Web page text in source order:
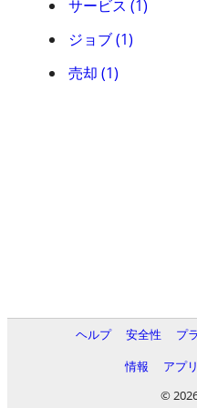
サービス (1)
ジョブ (1)
売却 (1)
ヘルプ 安全性 プ
情報
アプリ
©